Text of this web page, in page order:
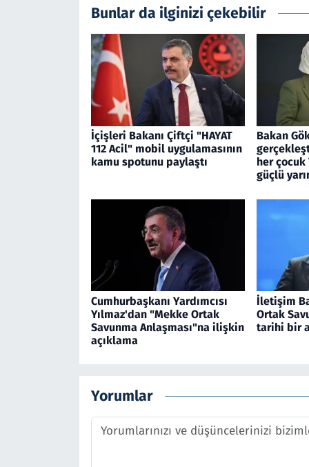
Bunlar da ilginizi çekebilir
İçişleri Bakanı Çiftçi "HAYAT
112 Acil" mobil uygulamasının
kamu spotunu paylaştı
Bakan
her çocuk
güçlü
Cumhurbaşkanı Yardımcısı
Yılmaz'dan "Mekke Ortak
Savunma Anlaşması"na ilişkin
açıklama
İletişim
Ortak
tarihi bir
Yorumlar